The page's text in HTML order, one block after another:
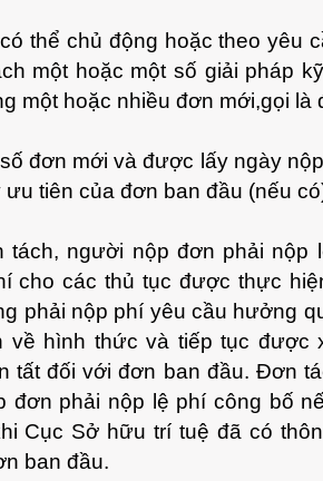
thể chủ động hoặc theo yêu
một hoặc một số giải pháp
một hoặc nhiều đơn mới,gọi là
đơn mới và được lấy ngày
ưu tiên của đơn ban đầu (nếu
tách, người nộp đơn phải nộp
cho các thủ tục được thực
phải nộp phí yêu cầu hưởng
về hình thức và tiếp tục được
tất đối với đơn ban đầu. Đơn
đơn phải nộp lệ phí công bố
Cục Sở hữu trí tuệ đã có
ban đầu.